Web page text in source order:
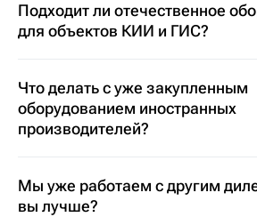
Подходит ли отечественное
для объектов КИИ и ГИС?
Что делать с уже закупленным
оборудованием иностранных
производителей?
Мы уже работаем с другим
вы лучше?